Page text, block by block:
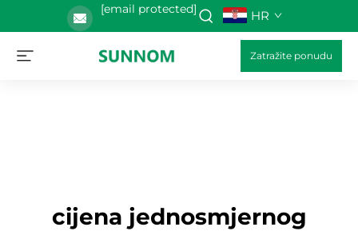
[email protected] HR
Zatražite ponudu
cijena jednosmjernog